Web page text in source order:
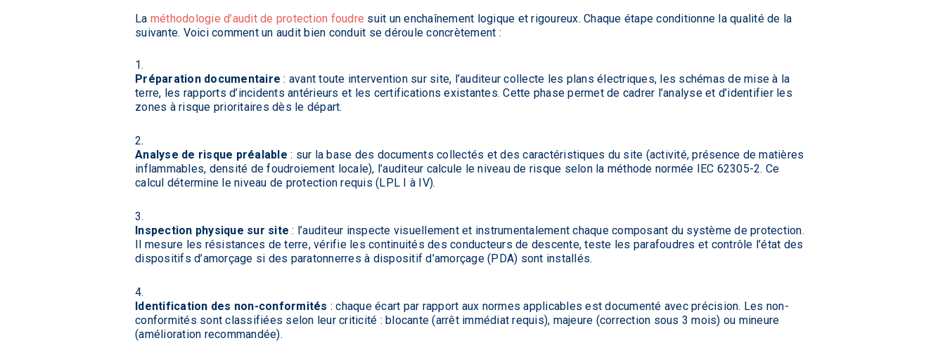
La méthodologie d’audit de protection foudre suit un enchaînement logique et rigoureux. Chaque étape conditionne la qualité de la
suivante. Voici comment un audit bien conduit se déroule concrètement :
Préparation documentaire : avant toute intervention sur site, l’auditeur collecte les plans électriques, les schémas de mise à la
terre, les rapports d’incidents antérieurs et les certifications existantes. Cette phase permet de cadrer l’analyse et d’identifier les
zones à risque prioritaires dès le départ.
Analyse de risque préalable : sur la base des documents collectés et des caractéristiques du site (activité, présence de matières
inflammables, densité de foudroiement locale), l’auditeur calcule le niveau de risque selon la méthode normée IEC 62305-2. Ce
calcul détermine le niveau de protection requis (LPL I à IV).
Inspection physique sur site : l’auditeur inspecte visuellement et instrumentalement chaque composant du système de protection.
Il mesure les résistances de terre, vérifie les continuités des conducteurs de descente, teste les parafoudres et contrôle l’état des
dispositifs d’amorçage si des paratonnerres à dispositif d’amorçage (PDA) sont installés.
Identification des non-conformités : chaque écart par rapport aux normes applicables est documenté avec précision. Les non-
conformités sont classifiées selon leur criticité : blocante (arrêt immédiat requis), majeure (correction sous 3 mois) ou mineure
(amélioration recommandée).